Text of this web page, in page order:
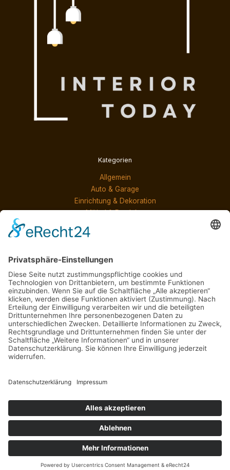
Kategorien
Allgemein
Auto & Garage
Einrichtung & Dekoration
Möbel & Produkte
Markise nach Maß installieren lassen: Professioneller
Service für Ihr Haus
Verladung ohne Risiko: So bleibt jede Palette fest an
ihrem Platz
Warum ruhige Räume im Homeoffice mehr wert sind als
ein teurer Schreibtisch
Interior-Trend Wellness: Entspannung und Wärme im
eigenen Wohnraum
Wie du dein Zuhause mit smarten Einrichtungsideen
Schlagwörter
Copyright © 2026 Interior Today
Datenschutz
Impressum